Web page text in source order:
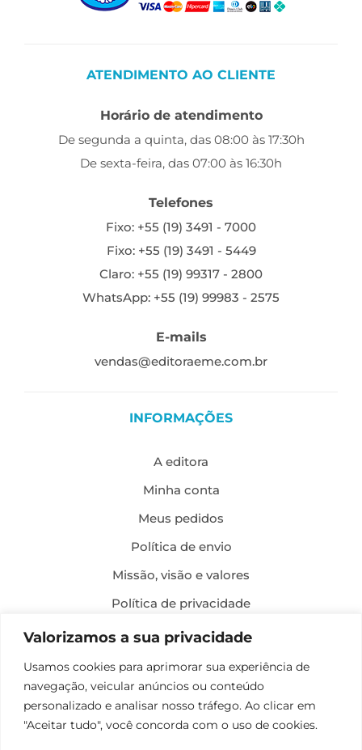
Valorizamos a sua privacidade
Usamos cookies para aprimorar sua experiência de
navegação, veicular anúncios ou conteúdo
personalizado e analisar nosso tráfego. Ao clicar em
"Aceitar tudo", você concorda com o uso de cookies.
ATENDIMENTO AO CLIENTE
Horário de atendimento
De segunda a quinta, das 08:00 às 17:30h
De sexta-feira, das 07:00 às 16:30h
Telefones
Fixo: +55 (19) 3491 - 7000
Fixo: +55 (19) 3491 - 5449
Claro: +55 (19) 99317 - 2800
WhatsApp: +55 (19) 99983 - 2575
E-mails
vendas@editoraeme.com.br
INFORMAÇÕES
A editora
Minha conta
Meus pedidos
Política de envio
Missão, visão e valores
Política de privacidade
Formas de pagamento
Política de troca e devolução
Desenvolvimento: